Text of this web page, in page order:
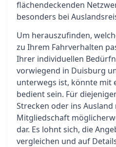
flächendeckenden
besonders bei
Um herauszufinden,
zu Ihrem Fahrverhalten
Ihrer individuellen
vorwiegend in Duisburg
unterwegs ist, könnte mit
bedient sein. Für
Strecken oder ins Ausland
Mitgliedschaft
dar. Es lohnt sich, die
vergleichen und auf